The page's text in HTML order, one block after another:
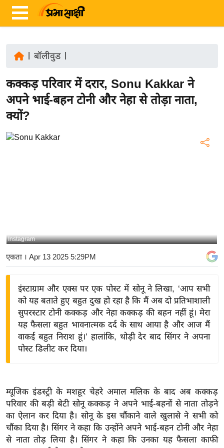
ज़ा
ख
र
रा
य
ज़
द्यो
वि
शे
ष
ज्ञ
रा
बॉलीवुड|
कक्कड़ परिवार में दरार, Sonu Kakkar ने
अपने भाई-बहन टोनी और नेहा से तोड़ा नाता,
क्यों?
Instagram
एकता । Apr 13 2025 5:29PM
इंस्टाग्राम और एक्स पर एक पोस्ट में सोनू ने लिखा, ‘आप सभी
को यह बताते हुए बहुत दुख हो रहा है कि मैं अब दो प्रतिभाशाली
सुपरस्टार टोनी कक्कड़ और नेहा कक्कड़ की बहन नहीं हूं। मेरा
यह फैसला बहुत भावनात्मक दर्द के साथ आया है और आज मैं
वाकई बहुत निराश हूं।’ हालांकि, थोड़ी देर बाद सिंगर ने अपना
पोस्ट डिलीट कर दिया।
म्यूजिक इंडस्ट्री के मशहूर चेहरे अमाल मलिक के बाद अब कक्कड़
परिवार की बड़ी बेटी सोनू कक्कड़ ने अपने भाई-बहनों से नाता तोड़ने
का ऐलान कर दिया है। सोनू के इस चौंकाने वाले खुलासे ने सभी को
चौंका दिया है। सिंगर ने कहा कि उन्होंने अपने भाई-बहन टोनी और नेहा
से नाता तोड़ लिया है। सिंगर ने कहा कि उनका यह फैसला काफी